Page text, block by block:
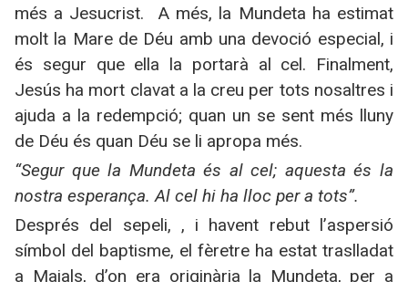
més a Jesucrist. A més, la Mundeta ha estimat
molt la Mare de Déu amb una devoció especial, i
és segur que ella la portarà al cel. Finalment,
Jesús ha mort clavat a la creu per tots nosaltres i
ajuda a la redempció; quan un se sent més lluny
de Déu és quan Déu se li apropa més.
“Segur que la Mundeta és al cel; aquesta és la
nostra esperança. Al cel hi ha lloc per a tots”.
Després del sepeli, , i havent rebut l’aspersió
símbol del baptisme, el fèretre ha estat traslladat
a Maials, d’on era originària la Mundeta, per a